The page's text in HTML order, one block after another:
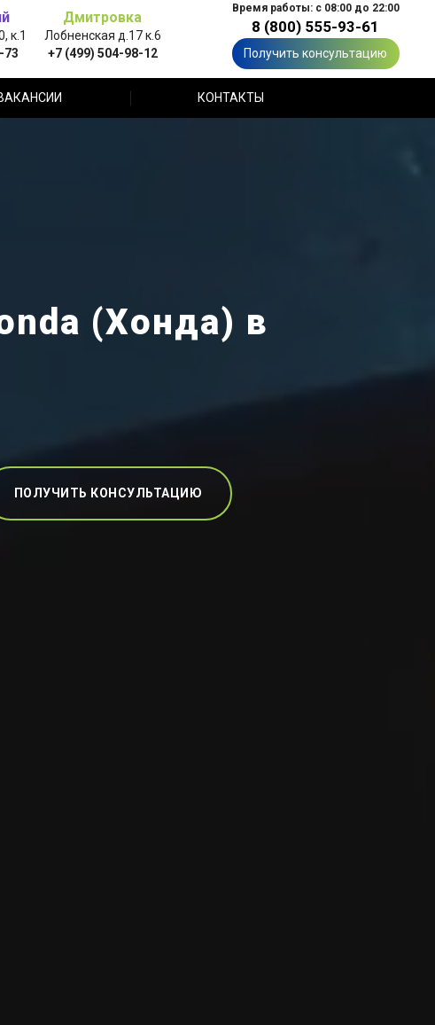
к.1
73
Дмитровка
Лобненская д.17 к.6
+7 (499) 504-98-12
Время работы: с 08:00 до 22:00
8 (800) 555-93-61
Получить консультацию
КОНТАКТЫ
(Хонда) в
ПОЛУЧИТЬ КОНСУЛЬТАЦИЮ